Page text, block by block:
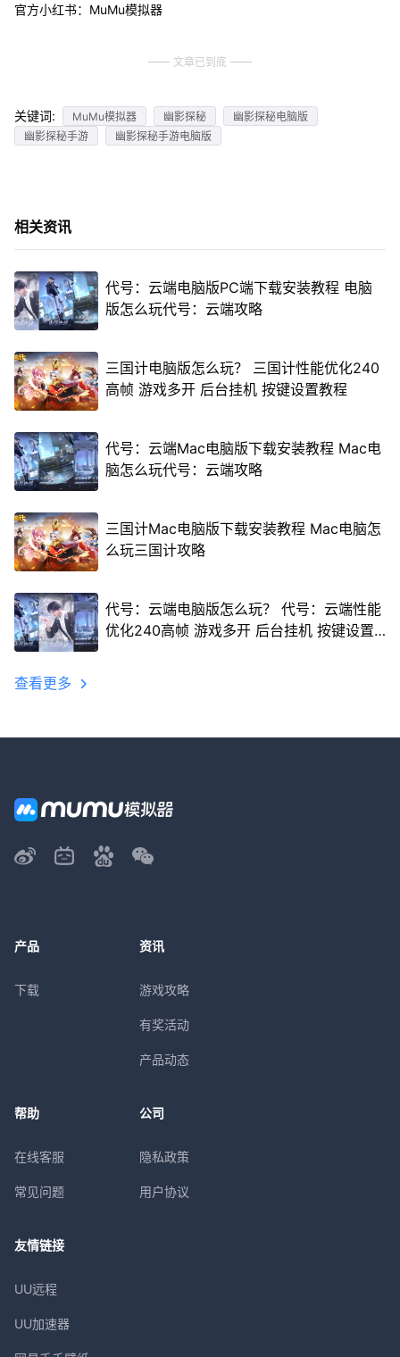
官方小红书：MuMu模拟器
文章已到底
关键词: MuMu模拟器 幽影探秘
幽影探秘电脑版
幽影探秘手游
幽影探秘手游电脑版
相关资讯
代号：云端电脑版PC端下载安装教程 电脑
版怎么玩代号：云端攻略
三国计电脑版怎么玩？ 三国计性能优化240
高帧 游戏多开 后台挂机 按键设置教程
代号：云端Mac电脑版下载安装教程 Mac电
脑怎么玩代号：云端攻略
三国计Mac电脑版下载安装教程 Mac电脑怎
么玩三国计攻略
代号：云端电脑版怎么玩？ 代号：云端性能
优化240高帧 游戏多开 后台挂机 按键设置
查看更多
产品
下载
资讯
游戏攻略
有奖活动
产品动态
帮助
在线客服
常见问题
公司
隐私政策
用户协议
友情链接
UU远程
UU加速器